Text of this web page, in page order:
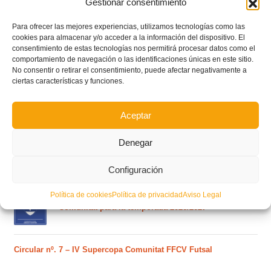
Gestionar consentimiento
Para ofrecer las mejores experiencias, utilizamos tecnologías como las
cookies para almacenar y/o acceder a la información del dispositivo. El
consentimiento de estas tecnologías nos permitirá procesar datos como el
comportamiento de navegación o las identificaciones únicas en este sitio.
No consentir o retirar el consentimiento, puede afectar negativamente a
ciertas características y funciones.
Aceptar
Denegar
Configuración
Política de cookiesPolítica de privacidadAviso Legal
Ferran Torres se da un baño de masas y se convierte
Estos son los dos grupos y calendarios de Lliga
Comunitat para la temporada 2026/2027
Circular nº. 7 – IV Supercopa Comunitat FFCV Futsal